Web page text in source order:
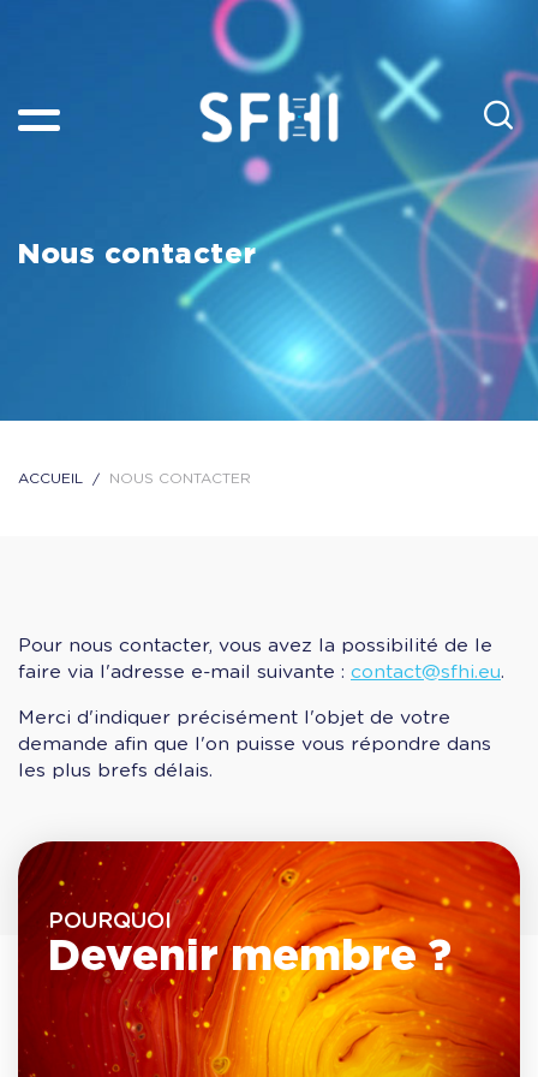
Nous contacter
ACCUEIL NOUS CONTACTER
Pour nous contacter, vous avez la possibilité de le
faire via l'adresse e-mail suivante : contact@sfhi.eu.
Merci d'indiquer précisément l'objet de votre
demande afin que l'on puisse vous répondre dans
les plus brefs délais.
POURQUOI
Devenir membre ?